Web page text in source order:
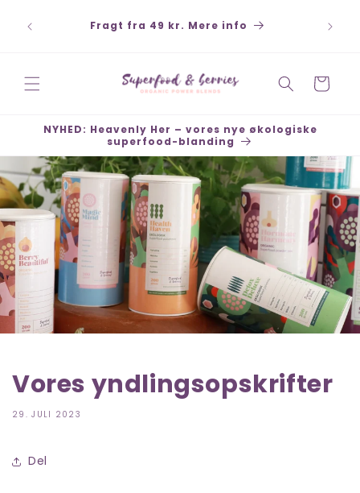
indholdPayPal - Hurtige leveringer - Åbent køb 30
Indkøbskurv
NYHED: Heavenly Her – vores nye økologiske
superfood-blanding
Vores yndlingsopskrifter
29. JULI 2023
Del